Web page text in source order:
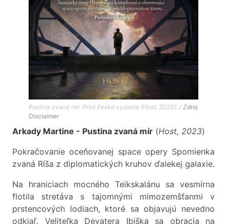
Pustina zvaná mír. Prvé české vydanie (Host, 2023). /Zdroj
Disclaimer
Arkady Martine - Pustina zvaná mír (Host, 2023)
Pokračovanie oceňovanej space opery Spomienka
zvaná Ríša z diplomatických kruhov ďalekej galaxie.
Na hraniciach mocného Teikskalánu sa vesmírna
flotila stretáva s tajomnými mimozemšťanmi v
prstencových lodiach, ktoré sa objavujú nevedno
odkiaľ. Veliteľka Devatera Ibiška sa obracia na